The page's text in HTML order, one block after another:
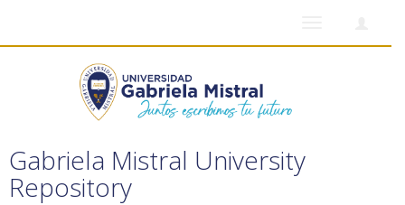
Gabriela Mistral University
Repository